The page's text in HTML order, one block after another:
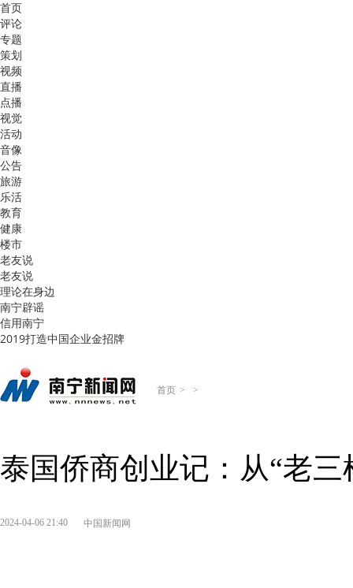
首页
评论
专题
策划
视频
直播
点播
视觉
活动
音像
公告
旅游
乐活
教育
健康
楼市
老友说
老友说
理论在身边
南宁辟谣
信用南宁
2019打造中国企业金招牌
首页 > >
泰国侨商创业记：从“老三
2024-04-06 21:40 中国新闻网